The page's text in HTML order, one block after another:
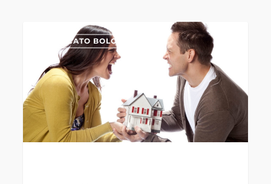
DIVORZIO,
DIVORZIO
BREVE,
AVVOCATO
DIVORZISTA
AVVOCATO BOLOGNA